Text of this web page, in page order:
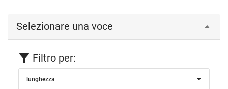
Selezionare una voce
Filtro per:
lunghezza